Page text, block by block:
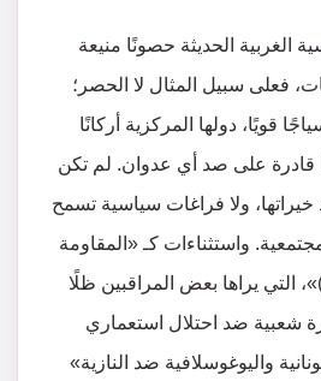
الغربية الحديثة حصونًا منيعة
فعلى سبيل المثال لا الحصر؛
قويًا، دولها المركزية أركانًا
قادرة على صد أي عدوان. لم تكن
خيراتها، ولا فراغات سياسية تسمح
واستثناءات كـ «المقاومة
(1940-1944)»، التي يراها بعض المراقبين ظلًا
شعبية ضد احتلال استعماري
واليوغوسلافية ضد النازية»